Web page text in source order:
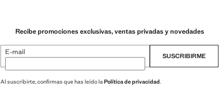
Recibe promociones exclusivas, ventas privadas y novedades
E-mail SUSCRIBIRME
Al suscribirte, confirmas que has leído laPolítica de privacidad.